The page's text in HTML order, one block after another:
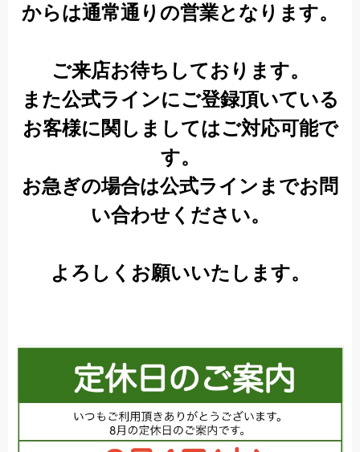
からは通常通りの営業となります。
ご来店お待ちしております。
また公式ラインにご登録頂いている
お客様に関しましてはご対応可能で
す。
お急ぎの場合は公式ラインまでお問
い合わせください。
よろしくお願いいたします。